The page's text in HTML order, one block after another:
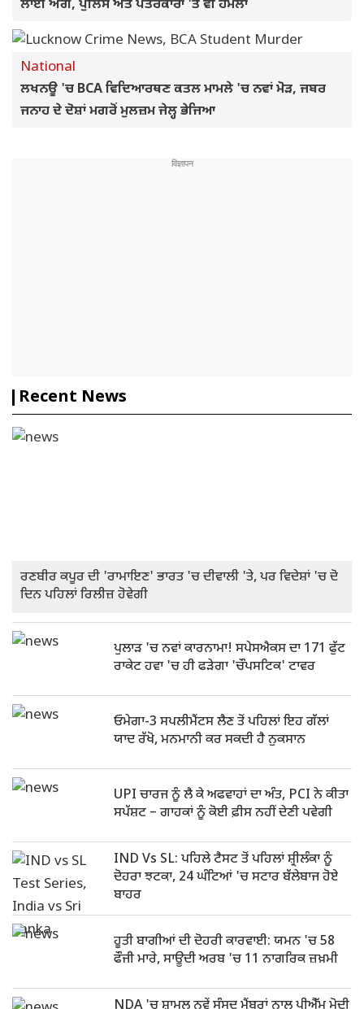
ਲਾਈ ਅੱਗ, ਪੁਲਿਸ ਅਤੇ ਪੱਤਰਕਾਰਾਂ 'ਤੇ ਵੀ ਹਮਲਾ
National
ਲਖਨਊ 'ਚ BCA ਵਿਦਿਆਰਥਣ ਕਤਲ ਮਾਮਲੇ 'ਚ ਨਵਾਂ ਮੋੜ, ਜਬਰ
ਜਨਾਹ ਦੇ ਦੋਸ਼ਾਂ ਮਗਰੋਂ ਮੁਲਜ਼ਮ ਜੇਲ੍ਹ ਭੇਜਿਆ
Recent News
ਰਣਬੀਰ ਕਪੂਰ ਦੀ 'ਰਾਮਾਇਣ' ਭਾਰਤ 'ਚ ਦੀਵਾਲੀ 'ਤੇ, ਪਰ ਵਿਦੇਸ਼ਾਂ 'ਚ ਦੋ
ਦਿਨ ਪਹਿਲਾਂ ਰਿਲੀਜ਼ ਹੋਵੇਗੀ
ਪੁਲਾੜ 'ਚ ਨਵਾਂ ਕਾਰਨਾਮਾ! ਸਪੇਸਐਕਸ ਦਾ 171 ਫੁੱਟ
ਰਾਕੇਟ ਹਵਾ 'ਚ ਹੀ ਫੜੇਗਾ 'ਚੌਪਸਟਿਕ' ਟਾਵਰ
ਓਮੇਗਾ-3 ਸਪਲੀਮੈਂਟਸ ਲੈਣ ਤੋਂ ਪਹਿਲਾਂ ਇਹ ਗੱਲਾਂ
ਯਾਦ ਰੱਖੋ, ਮਨਮਾਨੀ ਕਰ ਸਕਦੀ ਹੈ ਨੁਕਸਾਨ
UPI ਚਾਰਜ ਨੂੰ ਲੈ ਕੇ ਅਫਵਾਹਾਂ ਦਾ ਅੰਤ, PCI ਨੇ ਕੀਤਾ
ਸਪੱਸ਼ਟ – ਗਾਹਕਾਂ ਨੂੰ ਕੋਈ ਫ਼ੀਸ ਨਹੀਂ ਦੇਣੀ ਪਵੇਗੀ
IND Vs SL: ਪਹਿਲੇ ਟੈਸਟ ਤੋਂ ਪਹਿਲਾਂ ਸ਼੍ਰੀਲੰਕਾ ਨੂੰ
ਦੋਹਰਾ ਝਟਕਾ, 24 ਘੰਟਿਆਂ 'ਚ ਸਟਾਰ ਬੱਲੇਬਾਜ ਹੋਏ
ਬਾਹਰ
ਹੂਤੀ ਬਾਗੀਆਂ ਦੀ ਦੋਹਰੀ ਕਾਰਵਾਈ: ਯਮਨ 'ਚ 58
ਫੌਜੀ ਮਾਰੇ, ਸਾਊਦੀ ਅਰਬ 'ਚ 11 ਨਾਗਰਿਕ ਜ਼ਖ਼ਮੀ